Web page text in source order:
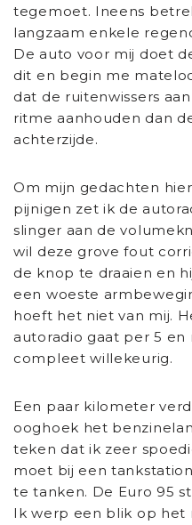
tegemoet. Ineens
langzaam enkele
De auto voor mij doet
dit en begin me
dat de ruitenwissers
ritme aanhouden dan
achterzijde.
Om mijn gedachten
pijnigen zet ik de
slinger aan de
wil deze grove fout
de knop te draaien en
een woeste
hoeft het niet van mij.
autoradio gaat per 5
compleet willekeurig.
Een paar kilometer
ooghoek het
teken dat ik zeer
moet bij een
te tanken. De Euro 95
Ik werp een blik op